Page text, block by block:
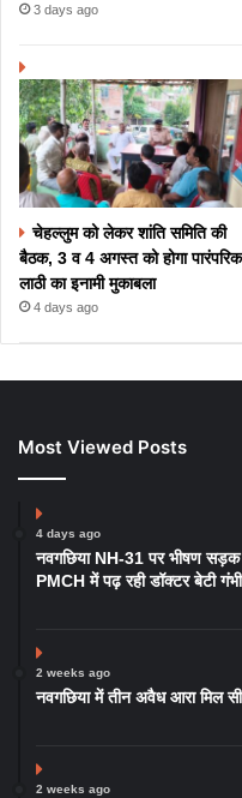
3 days ago
चेहल्लुम को लेकर शांति समिति की
बैठक, 3 व 4 अगस्त को होगा पारंपरिक
लाठी का इनामी मुकाबला
4 days ago
Most Viewed Posts
4 days ago
नवगछिया NH-31 पर भीषण सड़क
PMCH में पढ़ रही डॉक्टर बेटी
2 weeks ago
नवगछिया में तीन अवैध आरा मिल
2 weeks ago